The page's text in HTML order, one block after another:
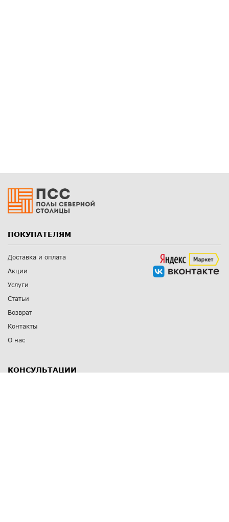
ПОКУПАТЕЛЯМ
Доставка и оплата
Акции
Услуги
Статьи
Возврат
Контакты
О нас
КОНСУЛЬТАЦИИ